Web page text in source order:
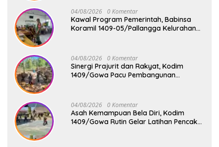
04/08/2026 0 Komentar
Kawal Program Pemerintah, Babinsa
Koramil 1409-05/Pallangga Kelurahan
04/08/2026 0 Komentar
Sinergi Prajurit dan Rakyat, Kodim
1409/Gowa Pacu Pembangunan
04/08/2026 0 Komentar
Asah Kemampuan Bela Diri, Kodim
1409/Gowa Rutin Gelar Latihan Pencak